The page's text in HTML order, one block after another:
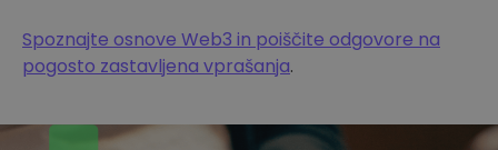
Spoznajte osnove Web3 in poiščite odgovore na
pogosto zastavljena vprašanja.